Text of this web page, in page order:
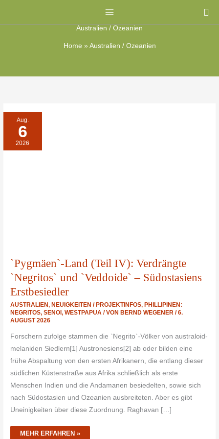
Australien / Ozeanien
Home » Australien / Ozeanien
Aug.
6
2026
`Pygmäen`-Land (Teil IV): Verdrängte
`Negritos` und `Veddoide` – Südostasiens
Erstbesiedler
AUSTRALIEN, NEUIGKEITEN / PROJEKTINFOS, PHILLIPINEN:
NEGRITOS,SENOI,WESTPAPUA / VON BERND WEGENER/6.
AUGUST 2026
Forschern zufolge stammen die `Negrito`-Völker von australoid-
melaniden Siedlern[1] Austronesiens[2] ab oder bilden eine
frühe Abspaltung von den ersten Afrikanern, die entlang dieser
südlichen Küstenstraße aus Afrika schließlich als erste
Menschen Indien und die Andamanen besiedelten, sowie sich
nach Südostasien und Ozeanien ausbreiteten. Aber es gibt
Uneinigkeiten über diese Zuordnung. Raghavan […]
`PYGMÄEN`-
LAND
(TEIL
IV):
VERDRÄNGTE
`NEGRITOS`
UND
MEHR ERFAHREN »